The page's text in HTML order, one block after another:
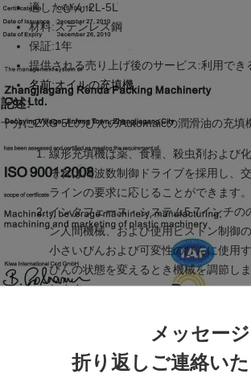
メッセージ
折り返しご連絡いた
適したびん:2L-5L
材料:ステンレス鋼
保証:1年
提供される売り上げ後のサービス:利用で
名前:オイルの充填機
記述:
十分にZXG 5LのびんのAutomaicの潤滑油の充填
線形充填機は薬、食糧、殺虫剤および
それは周波数制御ドライブを採用し、
ラインの要求に応じることができます。
インタフェース・システム5.7インチ
ン人間機械、および使用ピストン制御
小さいびんおよび可変性のびんに使用
びんの状態を変えるとき機械を調節し
します。
それはPLCのプログラマブル コント
目指し、完全に単に作動するGMPの
達することができるのは満ちることの